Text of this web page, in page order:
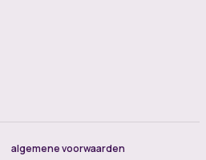
algemene voorwaarden